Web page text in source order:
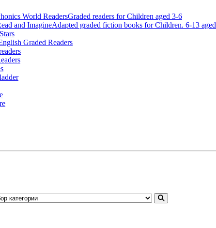
World ReadersGraded readers for Children aged 3-6
and ImagineAdapted graded fiction books for Children. 6-13 aged
Graded Readers